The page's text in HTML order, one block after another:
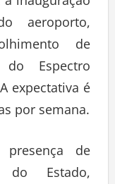
aeroporto,
de
Espectro
expectativa é
por semana.
de
do Estado,